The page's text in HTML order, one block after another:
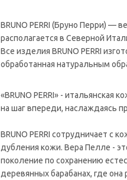
BRUNO PERRI (Бруно Перри) —
располагается в Северной
Все изделия BRUNO PERRI
обработанная натуральным
«BRUNO PERRI» -
на шаг впереди, наслаждаясь
BRUNO PERRI сотрудничает
дубления кожи. Вера Пелле -
поколение по сохранению
деревянных барабанах, где